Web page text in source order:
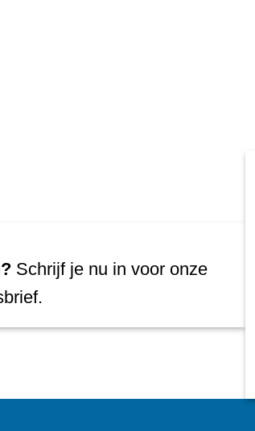
Schrijf je nu in voor onze